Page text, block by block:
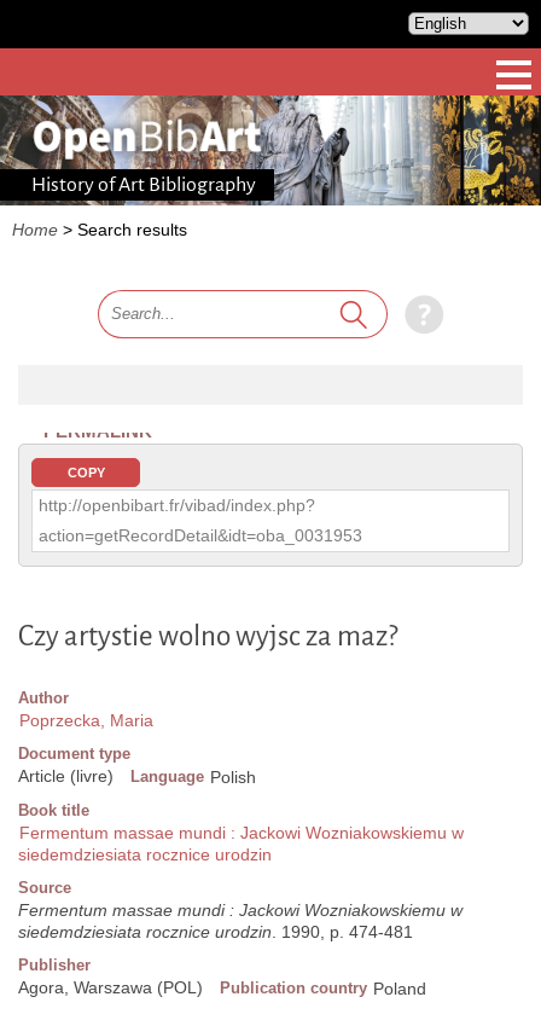
History of Art Bibliography
Home > Search results
PERMALINK
COPY
http://openbibart.fr/vibad/index.php?
action=getRecordDetail&idt=oba_0031953
Czy artystie wolno wyjsc za maz?
Author
Poprzecka, Maria
Document type
Article (livre) Language Polish
Book title
Fermentum massae mundi : Jackowi Wozniakowskiemu w
siedemdziesiata rocznice urodzin
Source
Fermentum massae mundi : Jackowi Wozniakowskiemu w
siedemdziesiata rocznice urodzin. 1990, p. 474-481
Publisher
Agora, Warszawa (POL) Publication country Poland